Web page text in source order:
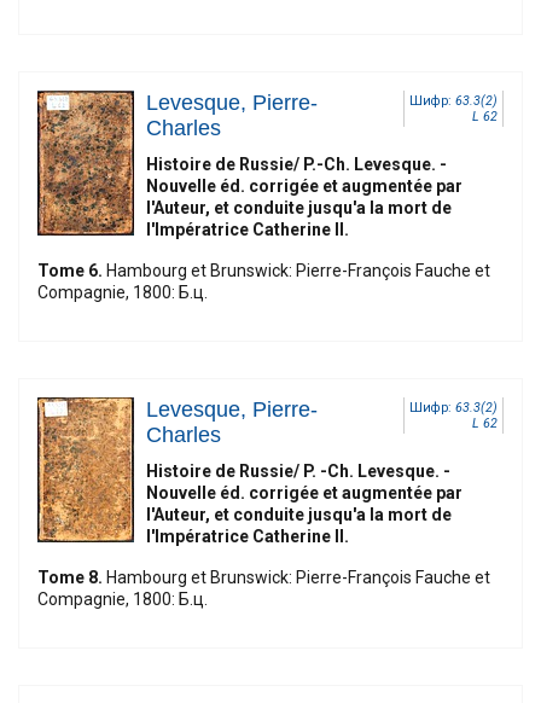
Шифр: 63.3(2)
L 62
Levesque, Pierre-
Charles
Histoire de Russie/ P.-Ch. Levesque. -
Nouvelle éd. corrigée et augmentée par
l'Auteur, et conduite jusqu'a la mort de
l'Impératrice Catherine II.
Tome 6. Hambourg et Brunswick: Pierre-François Fauche et
Compagnie, 1800: Б.ц.
Шифр: 63.3(2)
L 62
Levesque, Pierre-
Charles
Histoire de Russie/ P. -Ch. Levesque. -
Nouvelle éd. corrigée et augmentée par
l'Auteur, et conduite jusqu'a la mort de
l'Impératrice Catherine II.
Tome 8. Hambourg et Brunswick: Pierre-François Fauche et
Compagnie, 1800: Б.ц.